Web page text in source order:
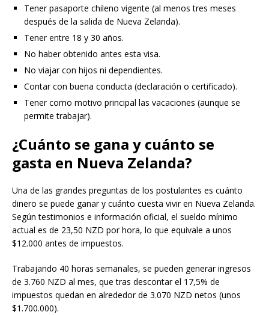
Tener pasaporte chileno vigente (al menos tres meses
después de la salida de Nueva Zelanda).
Tener entre 18 y 30 años.
No haber obtenido antes esta visa.
No viajar con hijos ni dependientes.
Contar con buena conducta (declaración o certificado).
Tener como motivo principal las vacaciones (aunque se
permite trabajar).
¿Cuánto se gana y cuánto se
gasta en Nueva Zelanda?
Una de las grandes preguntas de los postulantes es cuánto
dinero se puede ganar y cuánto cuesta vivir en Nueva Zelanda.
Según testimonios e información oficial, el sueldo mínimo
actual es de 23,50 NZD por hora, lo que equivale a unos
$12.000 antes de impuestos.
Trabajando 40 horas semanales, se pueden generar ingresos
de 3.760 NZD al mes, que tras descontar el 17,5% de
impuestos quedan en alrededor de 3.070 NZD netos (unos
$1.700.000).